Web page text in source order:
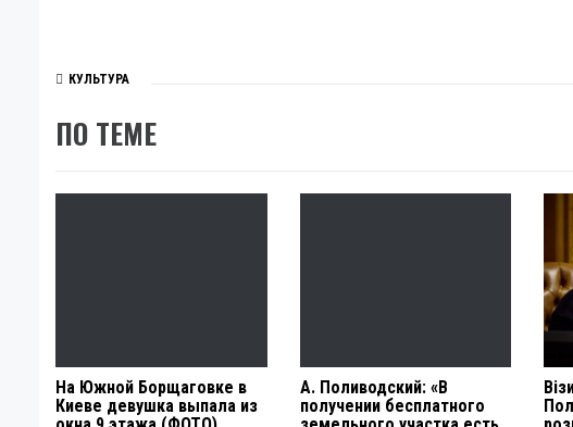
КУЛЬТУРА
ПО ТЕМЕ
На Южной Борщаговке в
Киеве девушка выпала из
А. Поливодский: «В
получении бесплатного